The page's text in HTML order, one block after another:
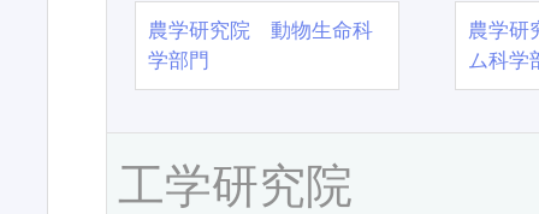
農学研究院 動物生命科
学部門
農学
ム科学
工学研究院